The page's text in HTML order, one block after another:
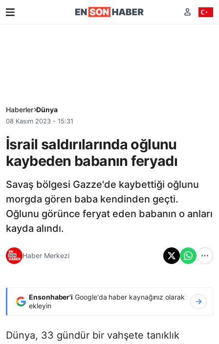
Haberler Dünya
08 Kasım 2023 - 15:31
İsrail saldırılarında oğlunu
kaybeden babanın feryadı
Savaş bölgesi Gazze'de kaybettiği oğlunu
morgda gören baba kendinden geçti.
Oğlunu görünce feryat eden babanın o anları
kayda alındı.
Haber Merkezi
Ensonhaber'i Google'da haber kaynağınız olarak
ekleyin
Dünya, 33 gündür bir vahşete tanıklık